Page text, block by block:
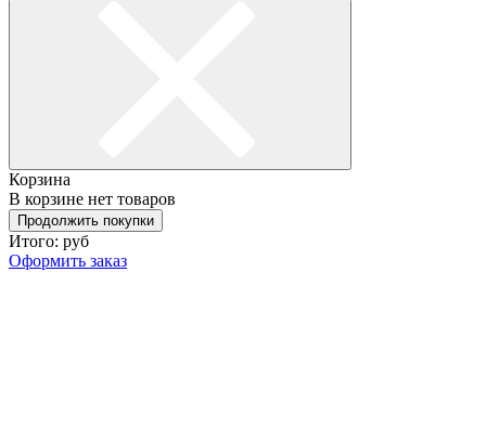
Корзина
В корзине нет товаров
Продолжить покупки
Итого: руб
Оформить заказ